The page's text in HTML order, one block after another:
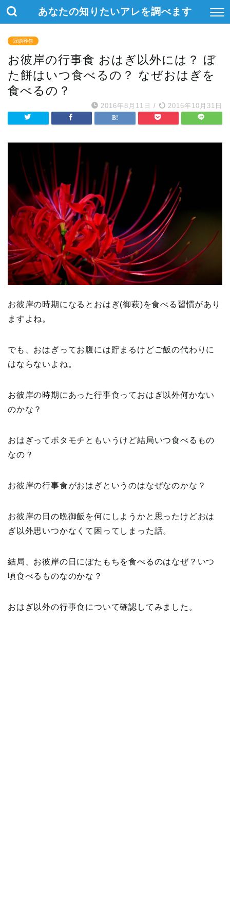
あなたの知りたいアレを調べます
冠婚葬祭
お彼岸の行事食 おはぎ以外には？ ぼ
た餅はいつ食べるの？ なぜおはぎを
食べるの？
2016年8月11日 / 2016年10月31日
お彼岸の時期になるとおはぎ(御萩)を食べる習慣があり
ますよね。
でも、おはぎってお腹には貯まるけどご飯の代わりに
はならないよね。
お彼岸の時期にあった行事食っておはぎ以外何かない
のかな？
おはぎってボタモチともいうけど結局いつ食べるもの
なの？
お彼岸の行事食がおはぎというのはなぜなのかな？
お彼岸の日の晩御飯を何にしようかと思ったけどおは
ぎ以外思いつかなくて困ってしまった話。
結局、お彼岸の日にぼたもちを食べるのはなぜ？いつ
頃食べるものなのかな？
おはぎ以外の行事食について確認してみました。